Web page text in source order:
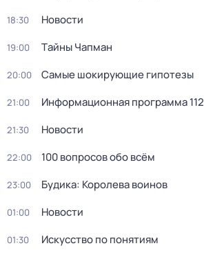
18:30 Новости
19:00 Тaйны Чапман
20:00 Самые шoкиpующие гипотезы
21:00 Информационная программа 112
21:30 Новости
22:00 100 вопросов обо всём
23:00 Будика: Королева воинов
01:00 Новости
01:30 Искусство по понятиям